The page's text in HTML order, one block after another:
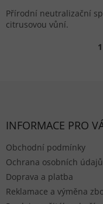
Přírodní neutralizační
citrusovou vůní.
1
INFORMACE PRO
Obchodní podmínky
Ochrana osobních údajů
Doprava a platba
Reklamace a výměna